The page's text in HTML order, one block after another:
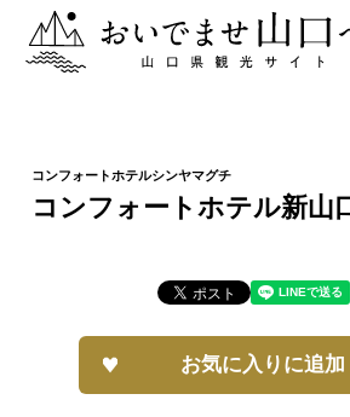
おいでませ山口へー山口県観光サイ
コンフォートホテル新山
お気に入りに追加